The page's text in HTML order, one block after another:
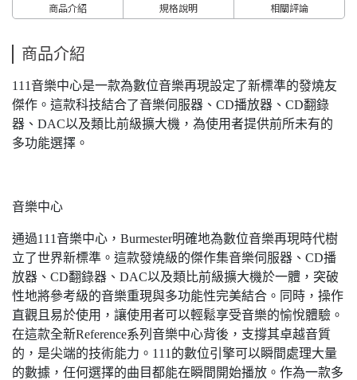
商品介紹 規格說明 相關評論
商品介紹
111音樂中心是一款為數位音樂再現設定了新標準的發燒友
傑作。這款科技結合了音樂伺服器、CD播放器、CD翻錄
器、DAC以及類比前級擴大機，為使用者提供前所未有的
多功能選擇。
音樂中心
通過111音樂中心，Burmester明確地為數位音樂再現時代樹
立了世界新標準。這款發燒級的傑作集音樂伺服器、CD播
放器、CD翻錄器、DAC以及類比前級擴大機於一體，突破
性地將參考級的音樂重現與多功能性完美結合。同時，操作
直觀且易於使用，讓使用者可以輕鬆享受音樂的愉悅體驗。
在這款全新Reference系列音樂中心背後，支撐其卓越音質
的，是尖端的技術能力。111的數位引擎可以瞬間處理大量
的數據，任何選擇的曲目都能在瞬間開始播放。作為一款多